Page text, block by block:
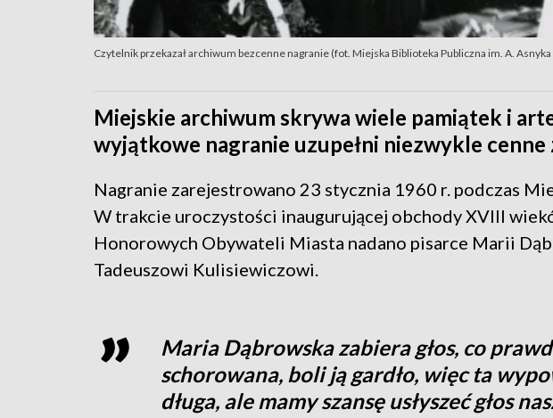
Czytelnik przekazał archiwum bezcenne nagranie (fot. Miejska Biblioteka Publiczna im. A.
Miejskie archiwum skrywa wiele pamiątek i
wyjątkowe nagranie uzupełni niezwykle cenne
Nagranie zarejestrowano 23 stycznia 1960 r. podczas
W trakcie uroczystości inaugurującej obchody XVIII
Honorowych Obywateli Miasta nadano pisarce Marii
Tadeuszowi Kulisiewiczowi.
Maria Dąbrowska zabiera głos, co
schorowana, boli ją gardło, więc ta
długa, ale mamy szansę usłyszeć głos